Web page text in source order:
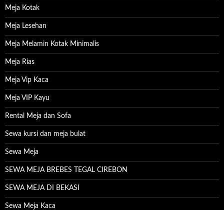
Meja Kotak
Meja Lesehan
Meja Melamin Kotak Minimalis
Meja Rias
Meja Vip Kaca
Meja VIP Kayu
Rental Meja dan Sofa
Sewa kursi dan meja bulat
Sewa Meja
SEWA MEJA BREBES TEGAL CIREBON
SEWA MEJA DI BEKASI
Sewa Meja Kaca